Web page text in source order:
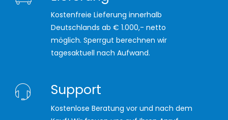
Kostenfreie Lieferung innerhalb
Deutschlands ab € 1.000,- netto
möglich. Sperrgut berechnen wir
tagesaktuell nach Aufwand.
Support
Kostenlose Beratung vor und nach dem